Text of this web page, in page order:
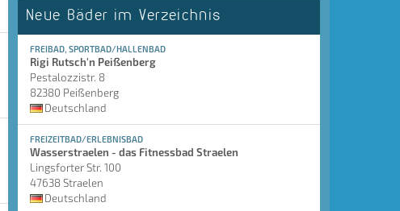
Neue Bäder im Verzeichnis
FREIBAD, SPORTBAD/HALLENBAD
Rigi Rutsch'n Peißenberg
Pestalozzistr. 8
82380 Peißenberg
Deutschland
FREIZEITBAD/ERLEBNISBAD
Wasserstraelen - das Fitnessbad Straelen
Lingsforter Str. 100
47638 Straelen
Deutschland